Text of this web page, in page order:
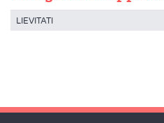
LIEVITATI